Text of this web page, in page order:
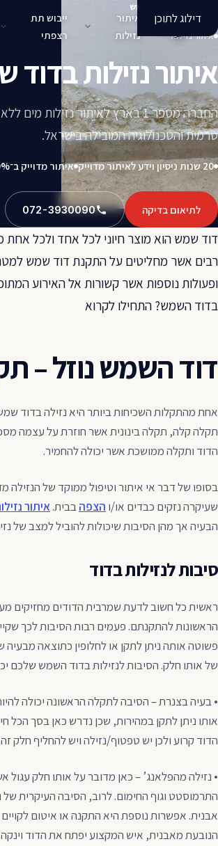
דילוג לתוכן
איתור
נזילות
ייבוש תת
רצפתי
איתור נזילות בדוד שמש
איתור נזילות
איתור נזילות
החברה מספר 1 בארץ לאיתור נזילות
טרמית והטכנולוגיה המובילה בישראל.
20 שנות ניסיון וידע לאיתור מדוייק איתור מדוייק ב־100% ללא הרס
לתיאום בדיקה 072-3930090
דוד שמש הוא מוצר חיוני לכל אחד ולכל אחת
רבים אשר מחליטים על התקנת דוד שמש
ופעולות נוספות אשר קשורות אל האירוע
בדוד השמש? התחילו לקרוא
דוד השמש נוזל –
אחת מהתקלות השכיחות ביותר היא נזילה בדוד
תקלה קלה, תקלה בינונית אשר חוזרת על עצמה
הדוד ותקלה ממושכת אשר יכולה להחמיר.
בסופו של דבר אי איתור וטיפול ממוקד של הנזילה
שעיקרה נזקים כבדים או/ו הצפהבבית.איתור
הבעיה אך מהן הסיבות שיכולות להוביל למצב של
סיבות לנזילות בדוד
ראשית כל חשוב לדעת שמרבית הדודים מחזיקים
הראשונות להתקנתם. פעמים רבות הסיבות לכך
פשוטה אותה ניתן לתקן או לחלופין כתוצאה
של אותו חלק. הסיבות לנזילות בדוד השמש שלכם
• בעיה בצנרת – הסיבה לתקלה הראשונה יכולה
אותו ניתן לתקן במהירות, שכן נדרש כאן בסך הכל
הדוד קרוע ולכן יש טפטוף/נזילה ויש להחליף חלק
• נזילה מהפלאנג’ – כאן מדובר על אותו חלק
התרמוסטט וגוף החימום. לרוב, הסיבה העיקרית
אבנית. אפשרות נוספת היא התקנה או איטום
הנובעת מאבנית, איש המקצוע יפתח את הדוד